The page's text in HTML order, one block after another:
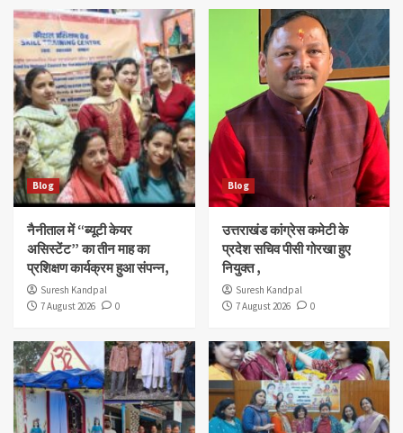
Blog
नैनीताल में “ब्यूटी केयर
असिस्टेंट” का तीन माह का
प्रशिक्षण कार्यक्रम हुआ संपन्न,
Suresh Kandpal
7 August 2026
0
Blog
उत्तराखंड कांग्रेस कमेटी के
प्रदेश सचिव पीसी गोरखा हुए
नियुक्त ,
Suresh Kandpal
7 August 2026
0